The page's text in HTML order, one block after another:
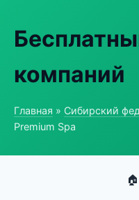
компаний
Главная » Сибирский
Premium Spa